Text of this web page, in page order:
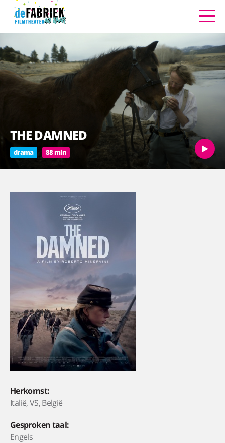
THE DAMNED
drama 88 min
Herkomst:
Italië, VS, België
Gesproken taal:
Engels